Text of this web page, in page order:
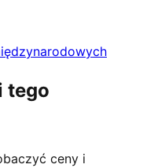
tego
ceny i